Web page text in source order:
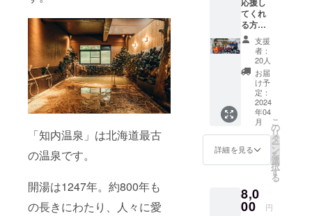
「知内温泉」は北海道最古
の温泉です。
開湯は1247年。約800年も
の長きにわたり、人々に愛
です。
てくれ
る方に
知内温
泉から
の熱い
メッ
セージ
をお送
りいた
しま
す。
支援
者：
20人
お届
け予
定：
2024
年04
月
詳細を見る
こ
の
リ
タ
ー
ン
を
選
択
す
る
8,0
00 円